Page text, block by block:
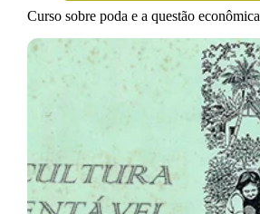
Curso sobre poda e a questão econômica